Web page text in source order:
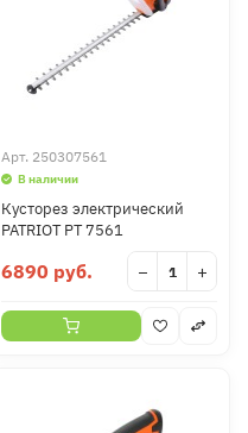
Арт. 250307561
В наличии
Кусторез электрический
PATRIOT PT 7561
6890 руб. − +